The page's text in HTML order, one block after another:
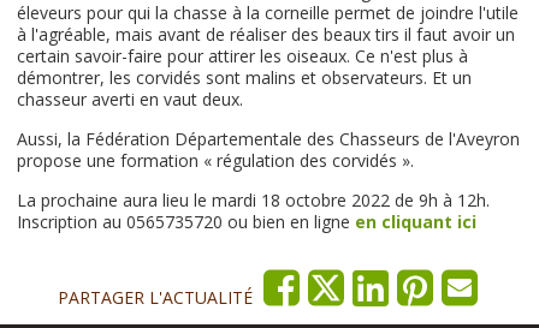
éleveurs pour qui la chasse à la corneille permet de joindre l'utile
à l'agréable, mais avant de réaliser des beaux tirs il faut avoir un
certain savoir-faire pour attirer les oiseaux. Ce n'est plus à
démontrer, les corvidés sont malins et observateurs. Et un
chasseur averti en vaut deux.
Aussi, la Fédération Départementale des Chasseurs de l'Aveyron
propose une formation « régulation des corvidés ».
La prochaine aura lieu le mardi 18 octobre 2022 de 9h à 12h.
Inscription au 0565735720 ou bien en ligne en cliquant ici
PARTAGER L'ACTUALITÉ